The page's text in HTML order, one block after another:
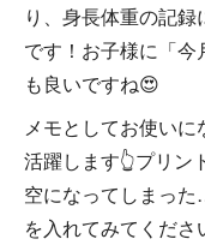
り、身長体重の記
です！お子様に「
も良いですね😍
メモとしてお使い
活躍します👆プリン
空になってしまっ
を入れてみてくだ